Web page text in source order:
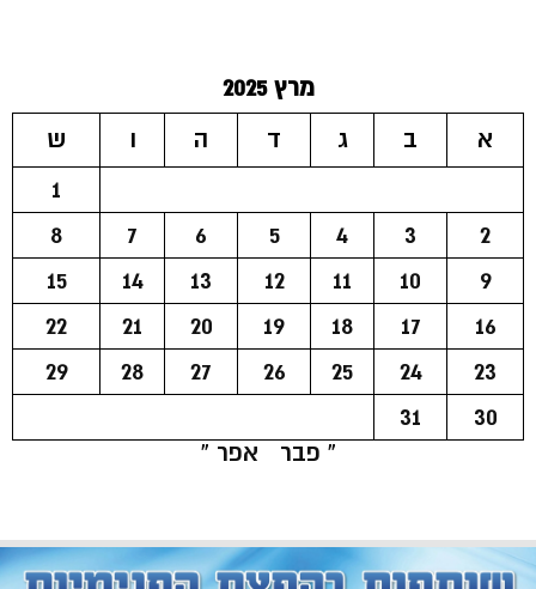
מרץ 2025
א
ב ג ד ה ו
ש
1
2
3
4
5
6
7
8
9
10
11
12
13
14
15
16
17
18
19
20
21
22
23
24
25
26
27
28
29
30
31
« פבר
אפר »